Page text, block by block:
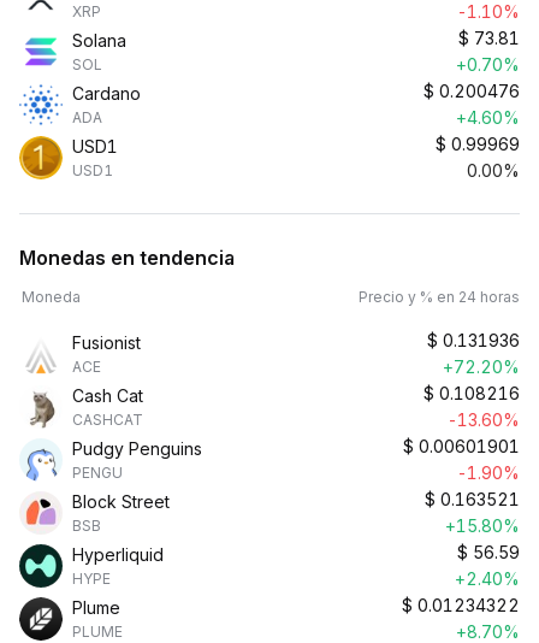
XRP
-1.10%
Solana
SOL
$ 73.81
+0.70%
Cardano
ADA
$ 0.200476
+4.60%
USD1
USD1
$ 0.99969
0.00%
Monedas en tendencia
Moneda Precio y % en 24 horas
Fusionist
ACE
$ 0.131936
+72.20%
Cash Cat
CASHCAT
$ 0.108216
-13.60%
Pudgy Penguins
PENGU
$ 0.00601901
-1.90%
Block Street
BSB
$ 0.163521
+15.80%
Hyperliquid
HYPE
$ 56.59
+2.40%
Plume
PLUME
$ 0.01234322
+8.70%